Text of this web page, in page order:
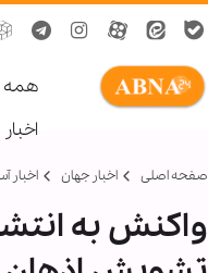
همه
اخبار
صفحه اصلی اخبار جهان اخبار
واکنش به